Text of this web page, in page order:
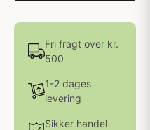
Fri fragt over kr.
500
1-2 dages
levering
Sikker handel